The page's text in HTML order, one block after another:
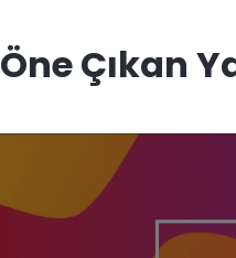
Öne Çıkan